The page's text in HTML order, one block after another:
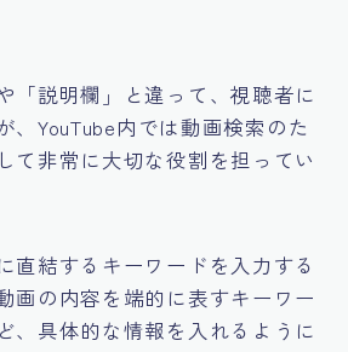
「説明欄」と違って、視聴者に
、YouTube内では動画検索のた
て非常に大切な役割を担ってい
直結するキーワードを入力する
画の内容を端的に表すキーワー
、具体的な情報を入れるように